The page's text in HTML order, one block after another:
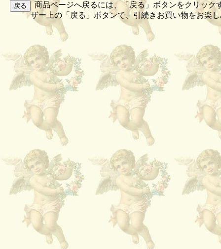
商品ページへ戻るには、「戻る」ボタンをクリック
ザー上の「戻る」ボタンで、引続きお買い物をお楽